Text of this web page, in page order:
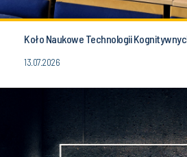
Koło Naukowe Technologii
13.07.2026